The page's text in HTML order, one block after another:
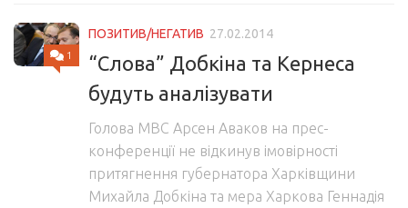
1
ПОЗИТИВ/НЕГАТИВ 27.02.2014
“Слова” Добкіна та Кернеса
будуть аналізувати
Голова МВС Арсен Аваков на прес-
конференції не відкинув імовірності
притягнення губернатора Харківщини
Михайла Добкіна та мера Харкова Геннадія